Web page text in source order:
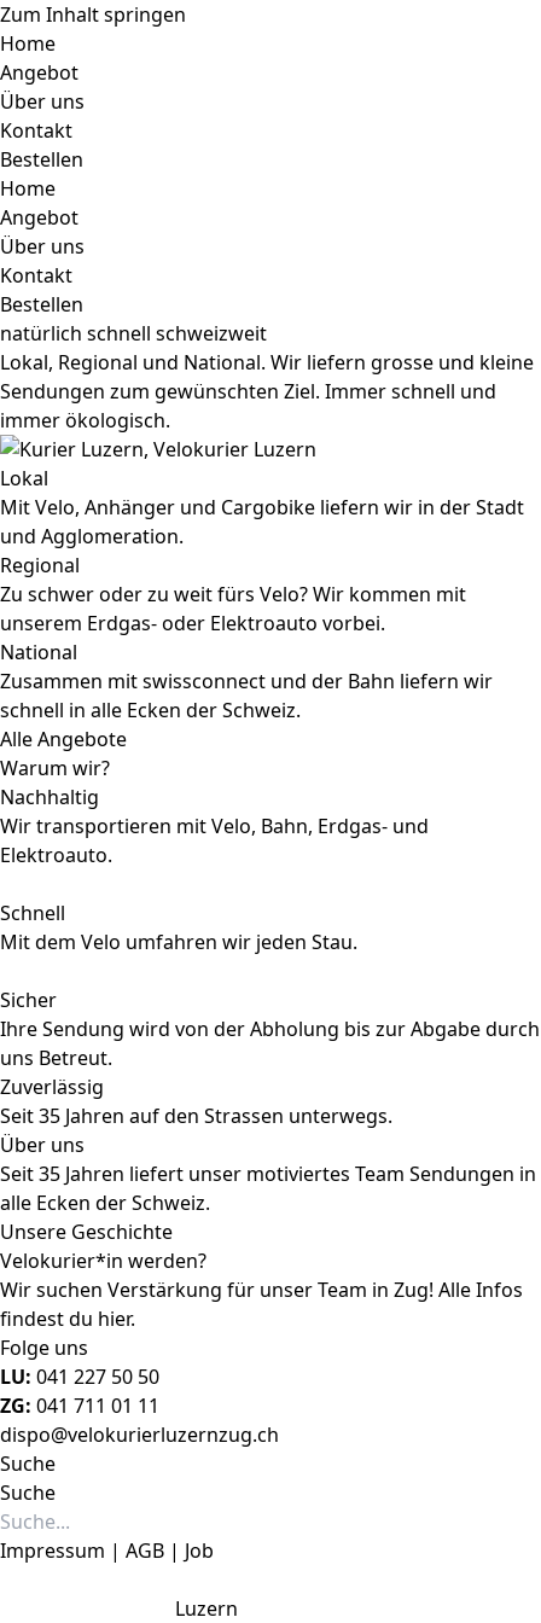
Zum Inhalt springen
Home
Angebot
Über uns
Kontakt
Bestellen
Home
Angebot
Über uns
Kontakt
Bestellen
natürlich schnell schweizweit
Lokal, Regional und National. Wir liefern grosse und kleine
Sendungen zum gewünschten Ziel. Immer schnell und
immer ökologisch.
Lokal
Mit Velo, Anhänger und Cargobike liefern wir in der Stadt
und Agglomeration.
Regional
Zu schwer oder zu weit fürs Velo? Wir kommen mit
unserem Erdgas- oder Elektroauto vorbei.
National
Zusammen mit swissconnect und der Bahn liefern wir
schnell in alle Ecken der Schweiz.
Alle Angebote
Warum wir?
Nachhaltig
Wir transportieren mit Velo, Bahn, Erdgas- und
Elektroauto.
Schnell
Mit dem Velo umfahren wir jeden Stau.
Sicher
Ihre Sendung wird von der Abholung bis zur Abgabe durch
uns Betreut.
Zuverlässig
Seit 35 Jahren auf den Strassen unterwegs.
Über uns
Seit 35 Jahren liefert unser motiviertes Team Sendungen in
alle Ecken der Schweiz.
Unsere Geschichte
Velokurier*in werden?
Wir suchen Verstärkung für unser Team in Zug! Alle Infos
findest du hier.
Folge uns
LU: 041 227 50 50
ZG: 041 711 01 11
dispo@velokurierluzernzug.ch
Suche
Suche
Impressum | AGB | Job
Luzern